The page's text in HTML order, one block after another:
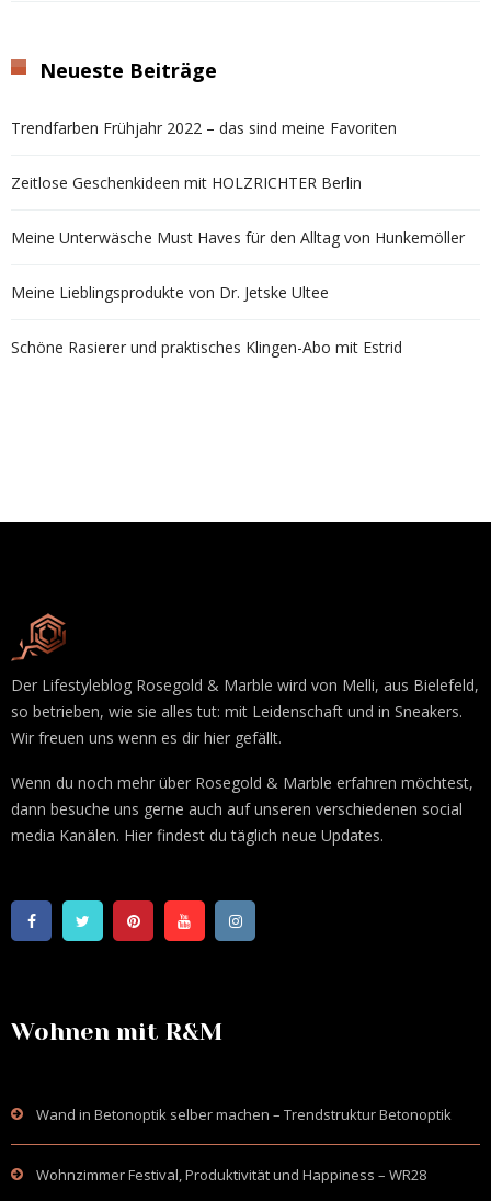
Neueste Beiträge
Trendfarben Frühjahr 2022 – das sind meine Favoriten
Zeitlose Geschenkideen mit HOLZRICHTER Berlin
Meine Unterwäsche Must Haves für den Alltag von Hunkemöller
Meine Lieblingsprodukte von Dr. Jetske Ultee
Schöne Rasierer und praktisches Klingen-Abo mit Estrid
Der Lifestyleblog Rosegold & Marble wird von Melli, aus Bielefeld,
so betrieben, wie sie alles tut: mit Leidenschaft und in Sneakers.
Wir freuen uns wenn es dir hier gefällt.
Wenn du noch mehr über Rosegold & Marble erfahren möchtest,
dann besuche uns gerne auch auf unseren verschiedenen social
media Kanälen. Hier findest du täglich neue Updates.
Wohnen mit R&M
Wand in Betonoptik selber machen – Trendstruktur Betonoptik
Wohnzimmer Festival, Produktivität und Happiness – WR28